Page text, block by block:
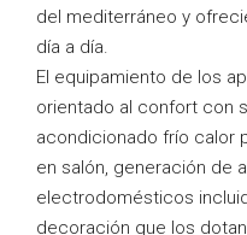
del mediterráneo y
día a día.
El equipamiento de los
orientado al confort con
acondicionado frío calor
en salón, generación de
electrodomésticos
decoración que los